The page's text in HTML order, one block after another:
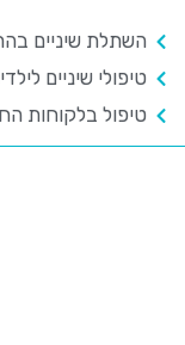
השתלת שיניים
טיפולי שיניים
טיפול בלקוחות